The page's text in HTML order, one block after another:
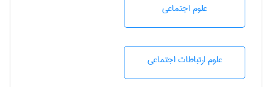
علوم اجتماعی
علوم ارتباطات اجتماعی